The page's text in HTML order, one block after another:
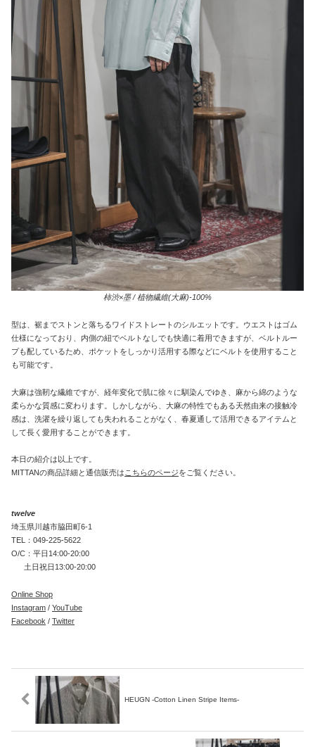
柿渋×墨 / 植物繊維(大麻)-100%
型は、裾までストンと落ちるワイドストレートのシルエットです。ウエストはゴム
仕様になっており、内側の紐でベルトなしでも快適に着用できますが、ベルトルー
プも配しているため、ポケットをしっかり活用する際などにベルトを使用すること
も可能です。
大麻は強靭な繊維ですが、経年変化で肌に徐々に馴染んでゆき、麻から綿のような
柔らかな質感に変わります。しかしながら、大麻の特性でもある天然由来の接触冷
感は、洗濯を繰り返しても失われることがなく、春夏通して活用できるアイテムと
して長く愛用することができます。
本日の紹介は以上です。
MITTANの商品詳細と通信販売は こちらのページをご覧ください。
twelve
埼玉県川越市脇田町6-1
TEL：049-225-5622
O/C：平日14:00-20:00
土日祝日13:00-20:00
Online Shop
Instagram / YouTube
Facebook / Twitter
HEUGN -Cotton Linen Stripe Items-